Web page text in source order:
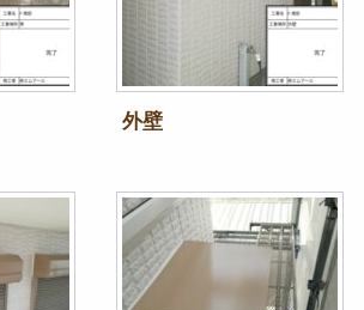
外壁